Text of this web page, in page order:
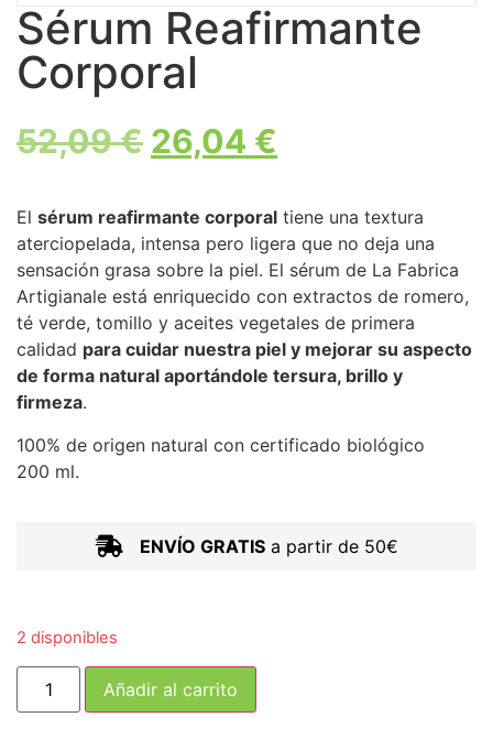
Sérum Reafirmante
Corporal
52,09€ 26,04 €
El sérum reafirmante corporal tiene una textura
aterciopelada, intensa pero ligera que no deja una
sensación grasa sobre la piel. El sérum de La Fabrica
Artigianale está enriquecido con extractos de romero,
té verde, tomillo y aceites vegetales de primera
calidad para cuidar nuestra piel y mejorar su aspecto
de forma natural aportándole tersura, brillo y
firmeza.
100% de origen natural con certificado biológico
200 ml.
ENVÍO GRATISa partir de 50€
2 disponibles
Añadir al carrito